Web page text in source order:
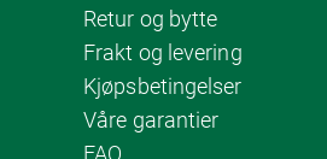
Retur og bytte
Frakt og levering
Kjøpsbetingelser
Våre garantier
FAQ